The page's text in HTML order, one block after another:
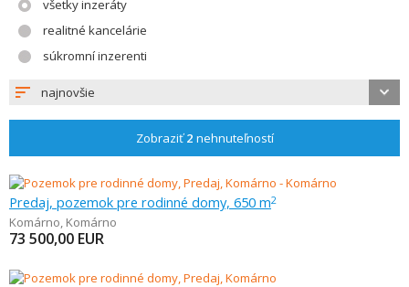
všetky inzeráty
realitné kancelárie
súkromní inzerenti
najnovšie
Zobraziť2 nehnuteľností
Predaj, pozemok pre rodinné domy, 650 m2
Komárno, Komárno
73 500,00 EUR